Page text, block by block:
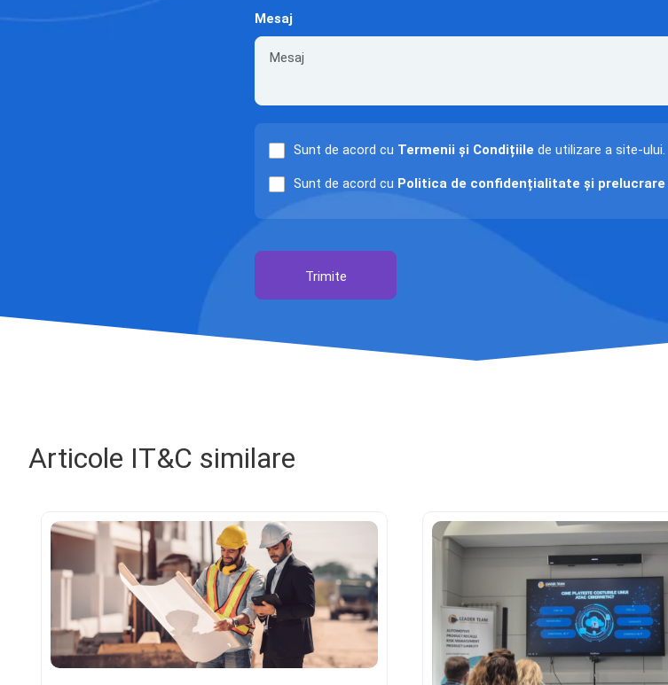
Mesaj
Sunt de acord cu Termenii și Condițiile de utilizare a site-ului.
Sunt de acord cu Politica de confidențialitate și prelucrare
Trimite
Articole IT&C similare